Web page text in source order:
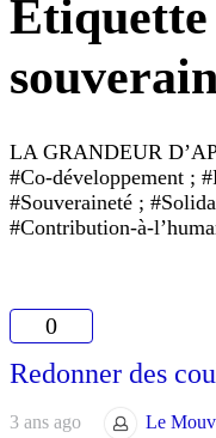
LA GRANDEUR
#Co-développement ;
#Souveraineté ;
#Contribution-à-
0
Redonner des
3 ans ago Le